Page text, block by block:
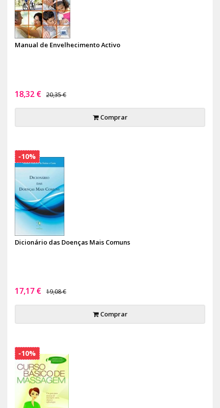
Manual de Envelhecimento Activo
18,32 € 20,35 €
Comprar
Dicionário das Doenças Mais Comuns
17,17 € 19,08 €
Comprar
-10%
-10%